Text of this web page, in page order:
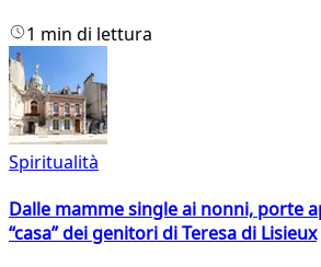
1 min di lettura
Spiritualità
Dalle mamme single ai nonni, porte
“casa” dei genitori di Teresa di Lisieux